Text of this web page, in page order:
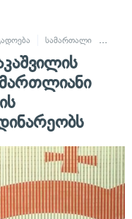
სამართალი